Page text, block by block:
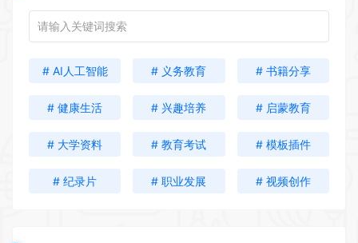
# AI人工智能 # 义务教育 # 书籍分享
# 健康生活 # 兴趣培养 # 启蒙教育
# 大学资料 # 教育考试 # 模板插件
# 纪录片 # 职业发展 # 视频创作